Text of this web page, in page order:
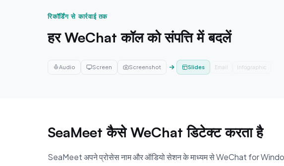
रिकॉर्डिंग से कार्रवाई तक
हर WeChat कॉल को संपत्ति में बदलें
Audio Screen Screenshot Email Infographic Summary
SeaMeet कैसे WeChat डिटेक्ट करता है
SeaMeet अपने प्रोसेस नाम और ऑडियो सेशन के माध्यम से WeChat for